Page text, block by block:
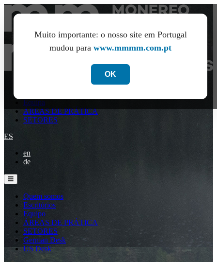
Muito importante: o nosso site em Portugal
mudou para www.mmmm.com.pt
OK
Equipa
ÁREAS DE PRÁTICA
SETORES
ES
en
de
Quem somos
Escritórios
Equipo
ÁREAS DE PRÁTICA
SETORES
German Desk
US Desk